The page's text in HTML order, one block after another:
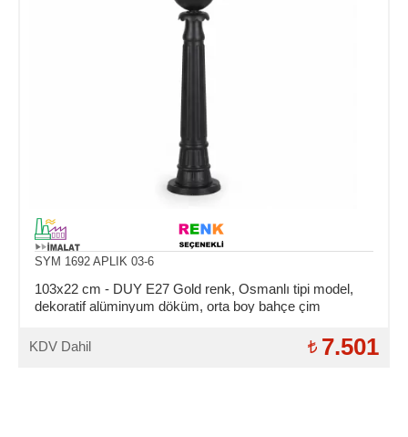
SYM 1692 APLIK 03-6
103x22 cm - DUY E27 Gold renk, Osmanlı tipi model,
dekoratif alüminyum döküm, orta boy bahçe çim
KDV Dahil
7.501